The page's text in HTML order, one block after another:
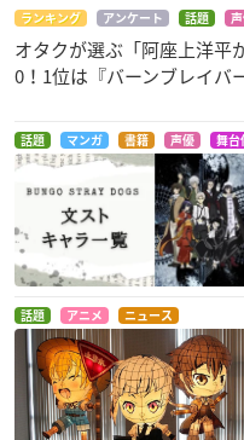
ランキング アンケート 話題
オタクが選ぶ「阿座上洋平
0！1位は『バーンブレイバ
話題 マンガ 書籍 声優 舞台
話題 アニメ ニュース